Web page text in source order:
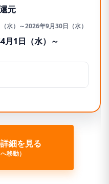
元
水）～2026年9月30日（水）
月1日（水）～
細を見る
移動）